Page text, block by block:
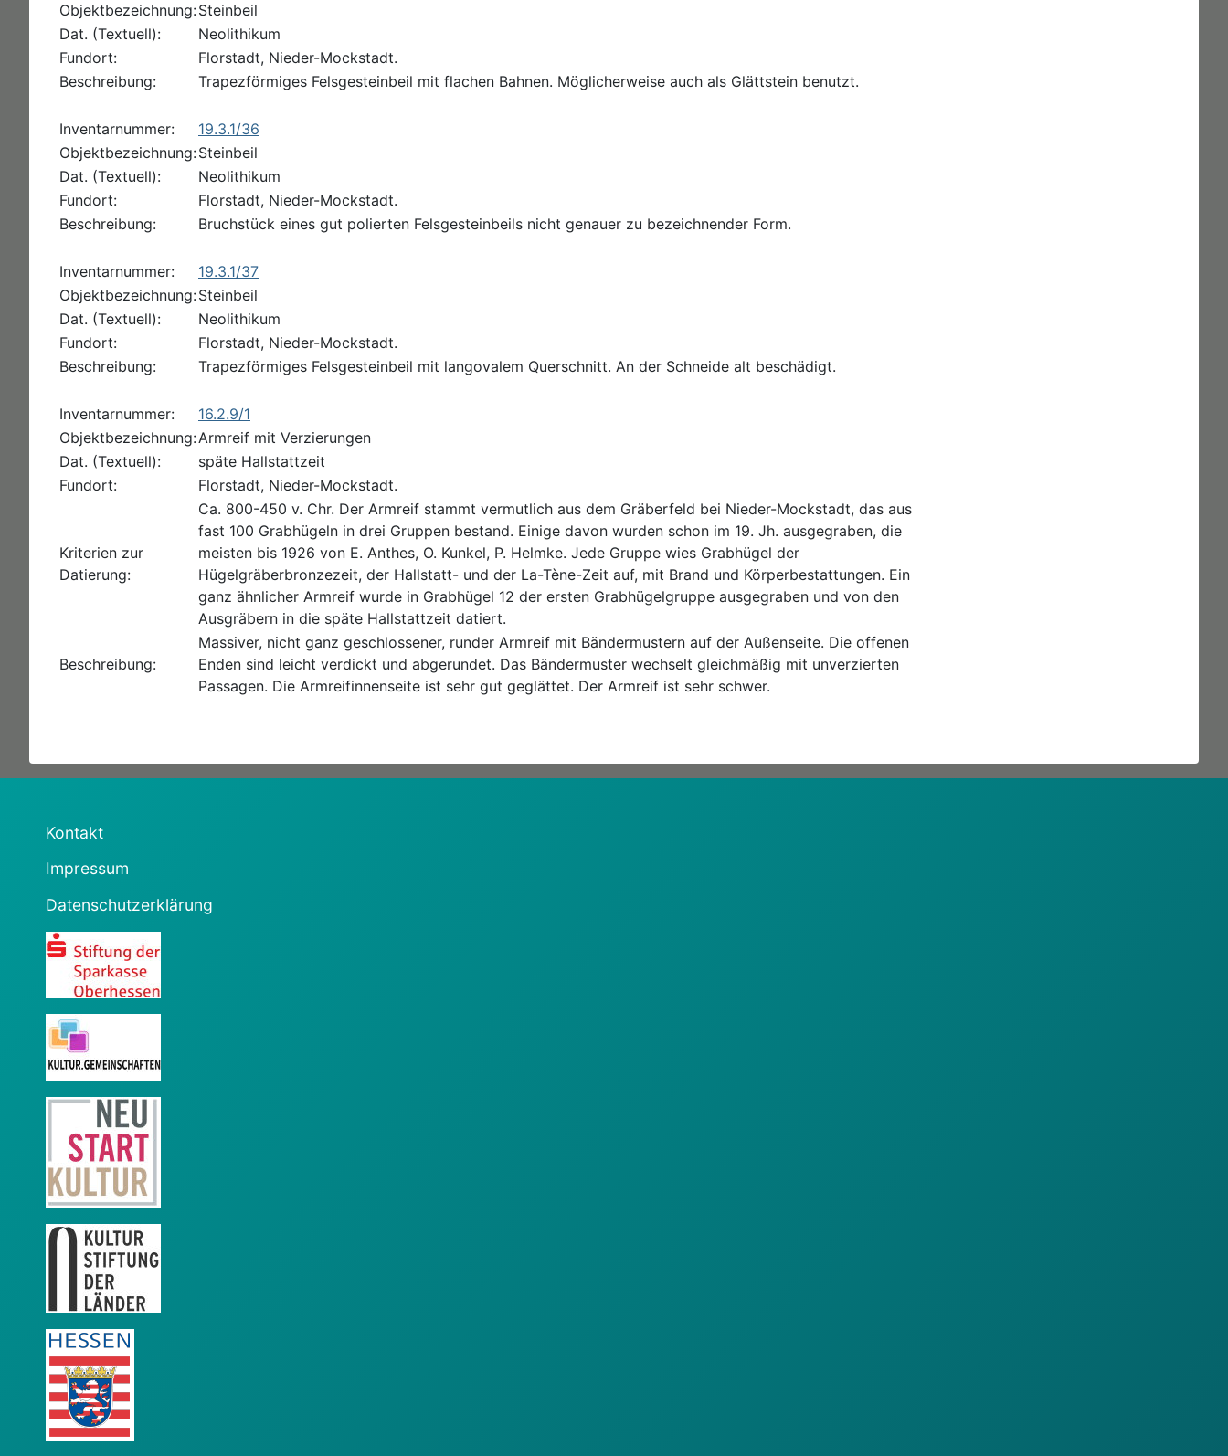
Objektbezeichnung:Steinbeil
Dat. (Textuell):
Neolithikum
Fundort:
Florstadt, Nieder-Mockstadt.
Beschreibung:
Trapezförmiges Felsgesteinbeil mit flachen Bahnen. Möglicherweise auch als Glättstein benutzt.
Inventarnummer:
19.3.1/36
Objektbezeichnung:Steinbeil
Dat. (Textuell):
Neolithikum
Fundort:
Florstadt, Nieder-Mockstadt.
Beschreibung:
Bruchstück eines gut polierten Felsgesteinbeils nicht genauer zu bezeichnender Form.
Inventarnummer:
19.3.1/37
Objektbezeichnung:Steinbeil
Dat. (Textuell):
Neolithikum
Fundort:
Florstadt, Nieder-Mockstadt.
Beschreibung:
Trapezförmiges Felsgesteinbeil mit langovalem Querschnitt. An der Schneide alt beschädigt.
Inventarnummer:
16.2.9/1
Objektbezeichnung:Armreif mit Verzierungen
Dat. (Textuell):
späte Hallstattzeit
Fundort:
Florstadt, Nieder-Mockstadt.
Kriterien zur
Datierung:
Ca. 800-450 v. Chr. Der Armreif stammt vermutlich aus dem Gräberfeld bei Nieder-Mockstadt, das aus
fast 100 Grabhügeln in drei Gruppen bestand. Einige davon wurden schon im 19. Jh. ausgegraben, die
meisten bis 1926 von E. Anthes, O. Kunkel, P. Helmke. Jede Gruppe wies Grabhügel der
Hügelgräberbronzezeit, der Hallstatt- und der La-Tène-Zeit auf, mit Brand und Körperbestattungen. Ein
ganz ähnlicher Armreif wurde in Grabhügel 12 der ersten Grabhügelgruppe ausgegraben und von den
Ausgräbern in die späte Hallstattzeit datiert.
Beschreibung:
Massiver, nicht ganz geschlossener, runder Armreif mit Bändermustern auf der Außenseite. Die offenen
Enden sind leicht verdickt und abgerundet. Das Bändermuster wechselt gleichmäßig mit unverzierten
Passagen. Die Armreifinnenseite ist sehr gut geglättet. Der Armreif ist sehr schwer.
Kontakt
Impressum
Datenschutzerklärung